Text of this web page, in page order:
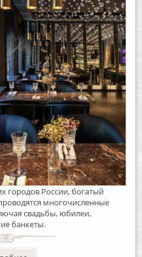
городов России, богатый
многочисленные
свадьбы, юбилеи,
банкеты.